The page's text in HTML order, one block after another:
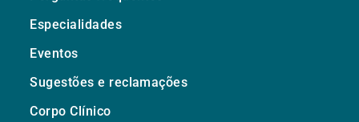
Especialidades
Eventos
Sugestões e reclamações
Corpo Clínico